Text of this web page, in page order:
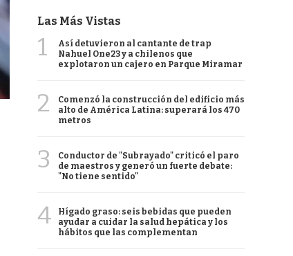
Las Más Vistas
1
Así detuvieron al cantante de trap
Nahuel One23 y a chilenos que
explotaron un cajero en Parque Miramar
2
Comenzó la construcción del edificio más
alto de América Latina: superará los 470
metros
3
Conductor de "Subrayado" criticó el paro
de maestros y generó un fuerte debate:
"No tiene sentido"
4
Hígado graso: seis bebidas que pueden
ayudar a cuidar la salud hepática y los
hábitos que las complementan